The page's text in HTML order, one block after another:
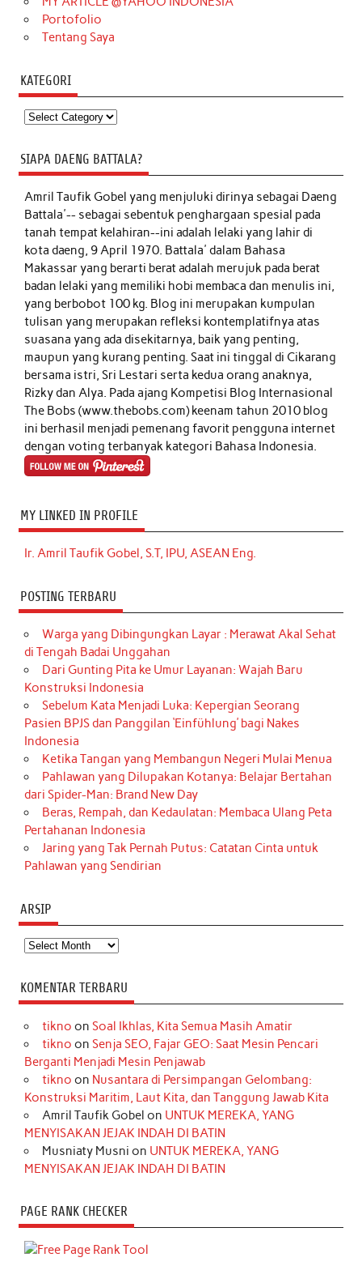
Portofolio
Tentang Saya
KATEGORI
Kategori
SIAPA DAENG BATTALA?
Amril Taufik Gobelyang menjuluki dirinya sebagai Daeng
Battala'-- sebagai sebentuk penghargaan spesial pada
tanah tempat kelahiran--ini adalah lelaki yang lahir di
kota daeng, 9 April 1970. Battala' dalam Bahasa
Makassar yang berarti berat adalah merujuk pada berat
badan lelaki yang memiliki hobi membaca dan menulis ini,
yang berbobot 100 kg. Blog ini merupakan kumpulan
tulisan yang merupakan refleksi kontemplatifnya atas
suasana yang ada disekitarnya, baik yang penting,
maupun yang kurang penting. Saat ini tinggal di Cikarang
bersama istri, Sri Lestari serta kedua orang anaknya,
Rizky dan Alya. Pada ajang Kompetisi Blog Internasional
The Bobs (www.thebobs.com) keenam tahun 2010 blog
ini berhasil menjadi pemenang favorit pengguna internet
dengan voting terbanyak kategori Bahasa Indonesia.
MY LINKED IN PROFILE
Ir. Amril Taufik Gobel, S.T, IPU, ASEAN Eng.
POSTING TERBARU
Warga yang Dibingungkan Layar : Merawat Akal Sehat
di Tengah Badai Unggahan
Dari Gunting Pita ke Umur Layanan: Wajah Baru
Konstruksi Indonesia
Sebelum Kata Menjadi Luka: Kepergian Seorang
Pasien BPJS dan Panggilan ‘Einfühlung’ bagi Nakes
Indonesia
Ketika Tangan yang Membangun Negeri Mulai Menua
Pahlawan yang Dilupakan Kotanya: Belajar Bertahan
dari Spider-Man: Brand New Day
Beras, Rempah, dan Kedaulatan: Membaca Ulang Peta
Pertahanan Indonesia
Jaring yang Tak Pernah Putus: Catatan Cinta untuk
Pahlawan yang Sendirian
ARSIP
Arsip
KOMENTAR TERBARU
tikno on Soal Ikhlas, Kita Semua Masih Amatir
tikno on Senja SEO, Fajar GEO: Saat Mesin Pencari
Berganti Menjadi Mesin Penjawab
tikno on Nusantara di Persimpangan Gelombang:
Konstruksi Maritim, Laut Kita, dan Tanggung Jawab Kita
Amril Taufik Gobel on UNTUK MEREKA, YANG
MENYISAKAN JEJAK INDAH DI BATIN
Musniaty Musni on UNTUK MEREKA, YANG
MENYISAKAN JEJAK INDAH DI BATIN
PAGE RANK CHECKER